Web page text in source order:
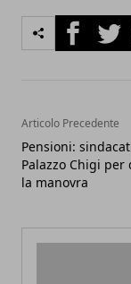
Facebook
Articolo Precedente
Pensioni:
Palazzo Chigi per
la manovra